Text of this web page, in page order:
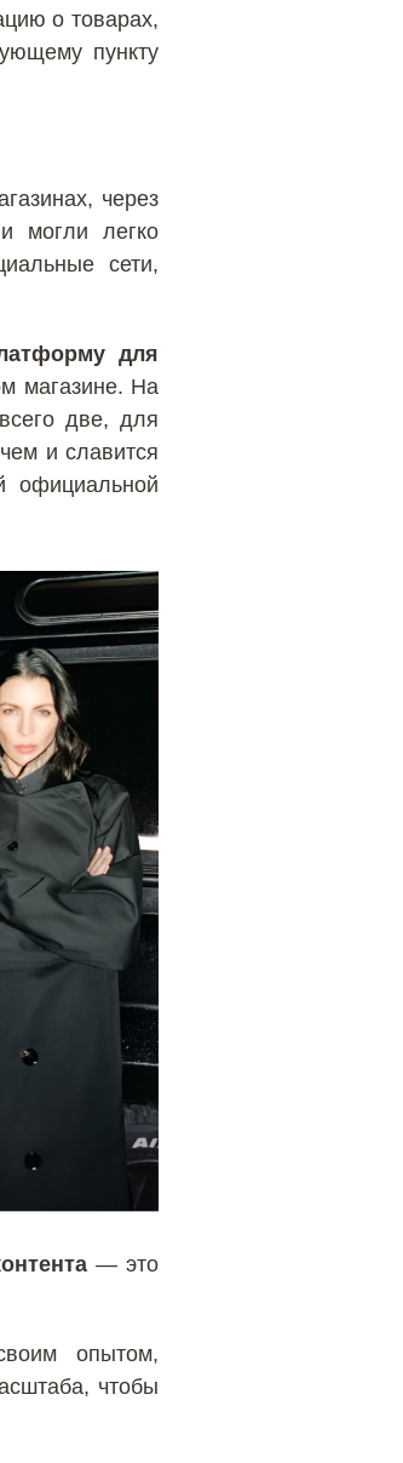
о товарах,
пункту
через
могли легко
сети,
для
магазине. На
две, для
и славится
официальной
— это
опытом,
чтобы